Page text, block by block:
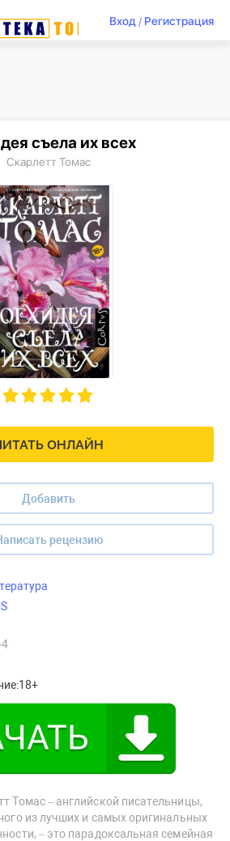
Вход/ Регистрация
ОНЛАЙН
Добавить
рецензию
съела их всех
Скарлетт Томас
18+
Томас – английской писательницы,
из лучших и самых оригинальных
– это парадоксальная семейная